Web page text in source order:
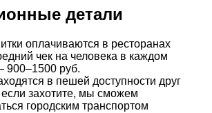
детали
оплачиваются в ресторанах
чек на человека в каждом
900–1500 руб.
в пешей доступности друг
если захотите, мы сможем
городским транспортом